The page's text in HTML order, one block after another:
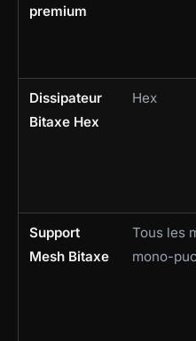
premium
Dissipateur
Bitaxe Hex
Hex
Support
Mesh Bitaxe
Tous les
mono-